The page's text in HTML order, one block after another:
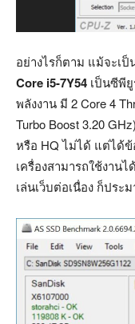
อย่างไรก็ตาม แม้จะเ
Core i5-7Y54 เป็นซีพี
พลังงาน มี 2 Core 4
Turbo Boost 3.20
หรือ HQ ไม่ได้ แต่ได้
เครื่องสามารถใช้งาน
เล่นเว็บต่อเนื่อง ก็ประ